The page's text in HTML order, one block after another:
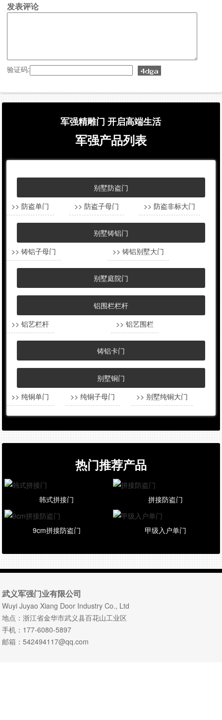
发表评论
验证码:
军强精雕门 开启高端生活
军强产品列表
别墅防盗门
>> 防盗单门
>> 防盗子母门 >> 防盗非标大门
别墅铸铝门
>> 铸铝子母门
>> 铸铝别墅大门
别墅庭院门
铝围栏栏杆
>> 铝艺栏杆
>> 铝艺围栏
铸铝卡门
别墅铜门
>> 纯铜单门
>> 纯铜子母门 >> 别墅纯铜大门
热门推荐产品
韩式拼接门 拼接防盗门
9cm拼接防盗门 甲级入户单门
武义军强门业有限公司
Wuyi Juyao Xiang Door Industry Co., Ltd
地点：浙江省金华市武义县百花山工业区
手机：177-6080-5897
邮箱：542494117@qq.com